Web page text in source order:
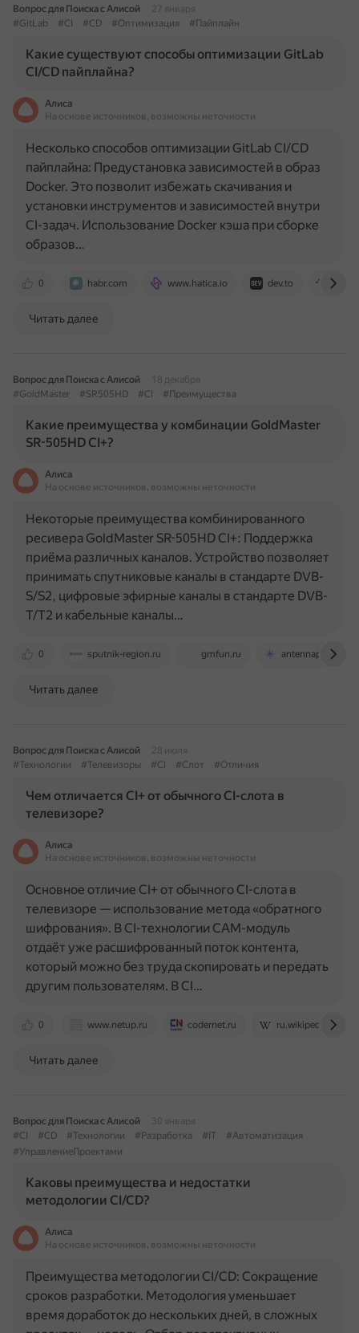
Вопрос для Поиска с Алисой
27 января
#GitLab
#CI #CD #Оптимизация #Пайплайн
Какие существуют способы оптимизации GitLab
CI/CD пайплайна?
Алиса
На основе источников, возможны неточности
0 habr.com www.hatica.io dev.to
Несколько способов оптимизации GitLab CI/CD
пайплайна: Предустановка зависимостей в образ
Docker. Это позволит избежать скачивания и
установки инструментов и зависимостей внутри
CI-задач. Использование Docker кэша при сборке
образов…
Читать далее
Вопрос для Поиска с Алисой
18 декабря
#GoldMaster
#SR505HD #CI #Преимущества
Какие преимущества у комбинации GoldMaster
SR-505HD CI+?
Алиса
На основе источников, возможны неточности
0 sputnik-region.ru gmfun.ru antennaplus.ru
Некоторые преимущества комбинированного
ресивера GoldMaster SR-505HD CI+: Поддержка
приёма различных каналов. Устройство позволяет
принимать спутниковые каналы в стандарте DVB-
S/S2, цифровые эфирные каналы в стандарте DVB-
T/T2 и кабельные каналы…
Читать далее
Вопрос для Поиска с Алисой
28 июля
#Технологии
#Телевизоры #CI #Слот #Отличия
Чем отличается CI+ от обычного CI-слота в
телевизоре?
Алиса
На основе источников, возможны неточности
0 www.netup.ru codernet.ru ru.wikipedia.org
Основное отличие CI+ от обычного CI-слота в
телевизоре — использование метода «обратного
шифрования». В CI-технологии CAM-модуль
отдаёт уже расшифрованный поток контента,
который можно без труда скопировать и передать
другим пользователям. В CI…
Читать далее
Вопрос для Поиска с Алисой
30 января
#CI
#CD #Технологии #Разработка #IT
#Автоматизация
#УправлениеПроектами
Каковы преимущества и недостатки
методологии CI/CD?
Алиса
На основе источников, возможны неточности
Преимущества методологии CI/CD: Сокращение
сроков разработки. Методология уменьшает
время доработок до нескольких дней, в сложных